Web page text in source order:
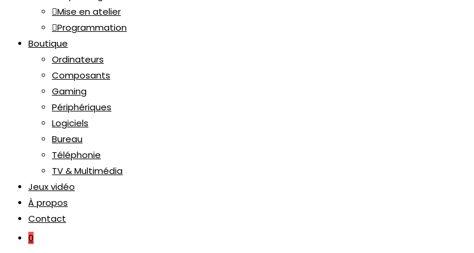
Mise en atelier
Programmation
Boutique
Ordinateurs
Composants
Gaming
Périphériques
Logiciels
Bureau
Téléphonie
TV & Multimédia
Jeux vidéo
À propos
Contact
0